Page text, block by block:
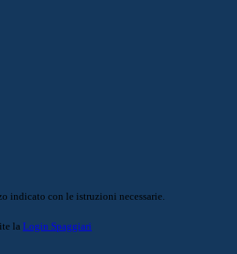
indicato con le istruzioni necessarie.
la Login Spaggiari